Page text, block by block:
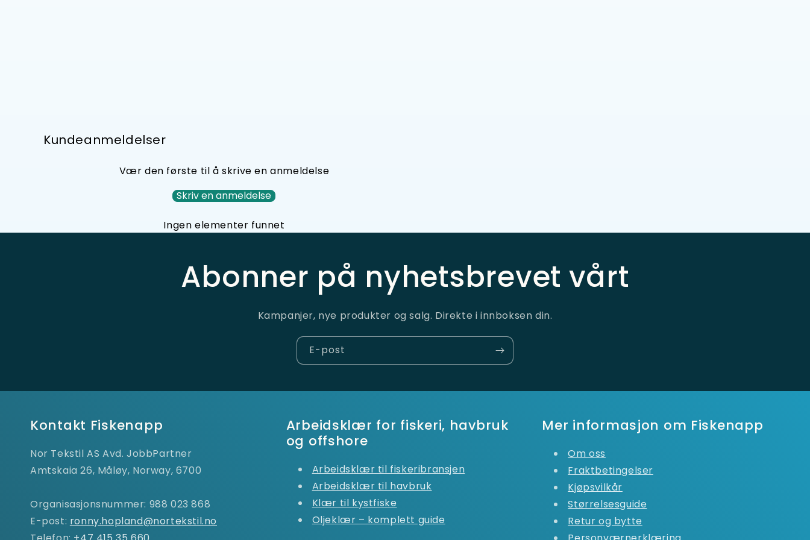
Kundeanmeldelser
Vær den første til å skrive en anmeldelse
Skriv en anmeldelse
Ingen elementer funnet
Abonner på nyhetsbrevet vårt
Kampanjer, nye produkter og salg. Direkte i innboksen din.
E-post
Kontakt Fiskenapp
Nor Tekstil AS Avd. JobbPartner
Amtskaia 26, Måløy, Norway, 6700
Organisasjonsnummer: 988 023 868
E-post: ronny.hopland@nortekstil.no
Arbeidsklær for fiskeri, havbruk
og offshore
Arbeidsklær til fiskeribransjen
Arbeidsklær til havbruk
Klær til kystfiske
Oljeklær – komplett guide
Mer informasjon om Fiskenapp
Om oss
Fraktbetingelser
Kjøpsvilkår
Størrelsesguide
Retur og bytte